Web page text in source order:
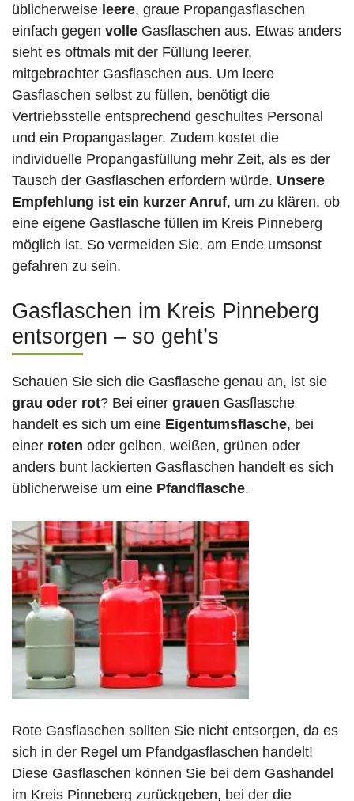
üblicherweise leere, graue Propangasflaschen
einfach gegen volle Gasflaschen aus. Etwas anders
sieht es oftmals mit der Füllung leerer,
mitgebrachter Gasflaschen aus. Um leere
Gasflaschen selbst zu füllen, benötigt die
Vertriebsstelle entsprechend geschultes Personal
und ein Propangaslager. Zudem kostet die
individuelle Propangasfüllung mehr Zeit, als es der
Tausch der Gasflaschen erfordern würde. Unsere
Empfehlung ist ein kurzer Anruf, um zu klären, ob
eine eigene Gasflasche füllen im Kreis Pinneberg
möglich ist. So vermeiden Sie, am Ende umsonst
gefahren zu sein.
Gasflaschen im Kreis Pinneberg
entsorgen – so geht’s
Schauen Sie sich die Gasflasche genau an, ist sie
grau oder rot? Bei einer grauen Gasflasche
handelt es sich um eine Eigentumsflasche, bei
einer roten oder gelben, weißen, grünen oder
anders bunt lackierten Gasflaschen handelt es sich
üblicherweise um eine Pfandflasche.
Rote Gasflaschen sollten Sie nicht entsorgen, da es
sich in der Regel um Pfandgasflaschen handelt!
Diese Gasflaschen können Sie bei dem Gashandel
im Kreis Pinneberg zurückgeben, bei der die